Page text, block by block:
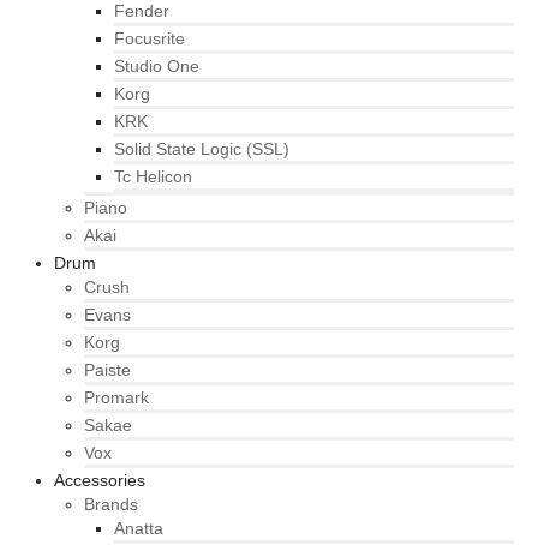
Fender
Focusrite
Studio One
Korg
KRK
Solid State Logic (SSL)
Tc Helicon
Piano
Akai
Drum
Crush
Evans
Korg
Paiste
Promark
Sakae
Vox
Accessories
Brands
Anatta